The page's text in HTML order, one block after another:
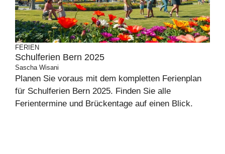
FERIEN
Schulferien Bern 2025
Sascha Wisani
Planen Sie voraus mit dem kompletten Ferienplan
für Schulferien Bern 2025. Finden Sie alle
Ferientermine und Brückentage auf einen Blick.